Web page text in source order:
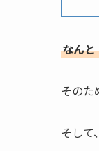
なん
そのた
そして、